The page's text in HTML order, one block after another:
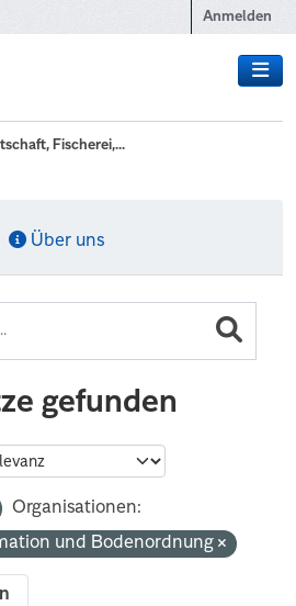
Anmelden
Fischerei,...
Über uns
gefunden
Organisationen:
und Bodenordnung